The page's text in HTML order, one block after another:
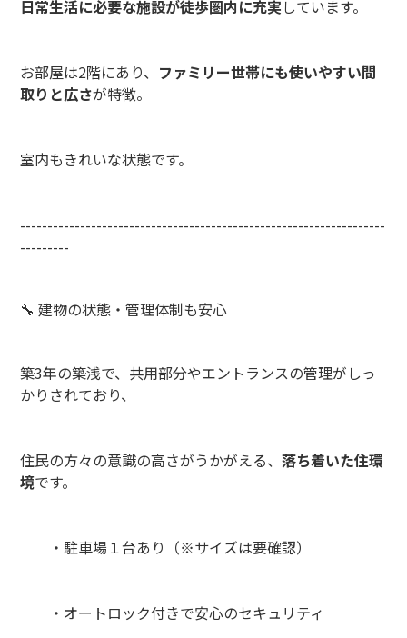
日常生活に必要な施設が徒歩圏内に充実しています。
お部屋は2階にあり、 ファミリー世帯にも使いやすい間
取りと広さが特徴。
室内もきれいな状態です。
-------------------------------------------------------------------
---------
🔧 建物の状態・管理体制も安心
築3年の築浅で、共用部分やエントランスの管理がしっ
かりされており、
住民の方々の意識の高さがうかがえる、落ち着いた住環
境です。
・駐車場１台あり（※サイズは要確認）
・オートロック付きで安心のセキュリティ